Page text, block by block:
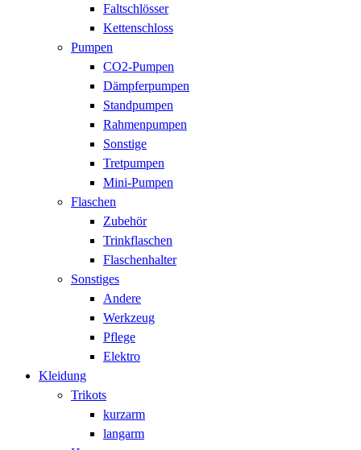
Faltschlösser
Kettenschloss
Pumpen
CO2-Pumpen
Dämpferpumpen
Standpumpen
Rahmenpumpen
Sonstige
Tretpumpen
Mini-Pumpen
Flaschen
Zubehör
Trinkflaschen
Flaschenhalter
Sonstiges
Andere
Werkzeug
Pflege
Elektro
Kleidung
Trikots
kurzarm
langarm